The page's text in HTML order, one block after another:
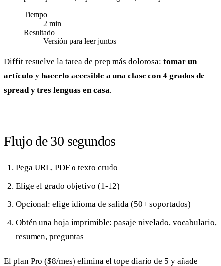
Tiempo
2 min
Resultado
Versión para leer juntos
Diffit resuelve la tarea de prep más dolorosa: tomar un
artículo y hacerlo accesible a una clase con 4 grados de
spread y tres lenguas en casa.
Flujo de 30 segundos
Pega URL, PDF o texto crudo
Elige el grado objetivo (1-12)
Opcional: elige idioma de salida (50+ soportados)
Obtén una hoja imprimible: pasaje nivelado, vocabulario,
resumen, preguntas
El plan Pro ($8/mes) elimina el tope diario de 5 y añade